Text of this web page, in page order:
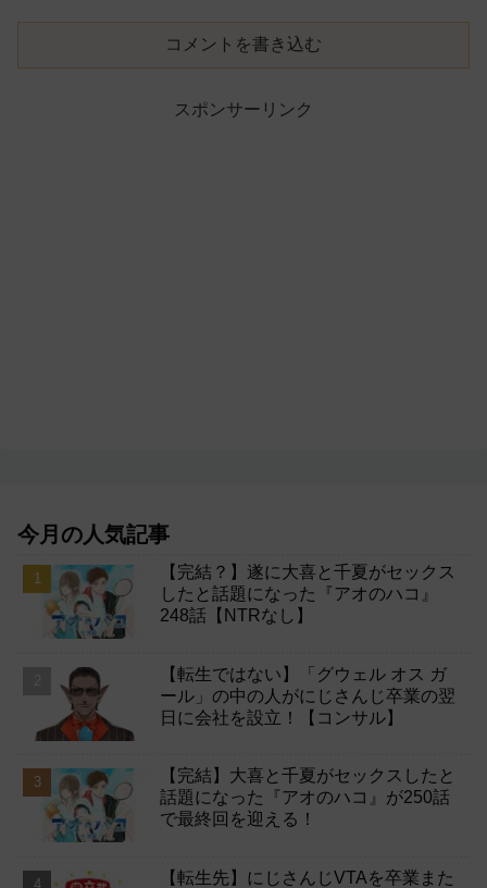
コメントを書き込む
スポンサーリンク
今月の人気記事
【完結？】遂に大喜と千夏がセックス
したと話題になった『アオのハコ』
248話【NTRなし】
【転生ではない】「グウェル オス ガ
ール」の中の人がにじさんじ卒業の翌
日に会社を設立！【コンサル】
【完結】大喜と千夏がセックスしたと
話題になった『アオのハコ』が250話
で最終回を迎える！
【転生先】にじさんじVTAを卒業また